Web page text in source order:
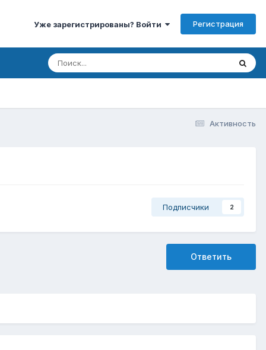
Уже зарегистрированы? Войти Регистрация
Активность
Подписчики 2
Ответить